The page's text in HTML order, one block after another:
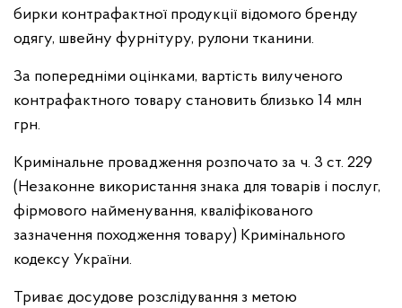
бирки контрафактної продукції відомого бренду
одягу, швейну фурнітуру, рулони тканини.
За попередніми оцінками, вартість вилученого
контрафактного товару становить близько 14 млн
грн.
Кримінальне провадження розпочато за ч. 3 ст. 229
(Незаконне використання знака для товарів і послуг,
фірмового найменування, кваліфікованого
зазначення походження товару) Кримінального
кодексу України.
Триває досудове розслідування з метою